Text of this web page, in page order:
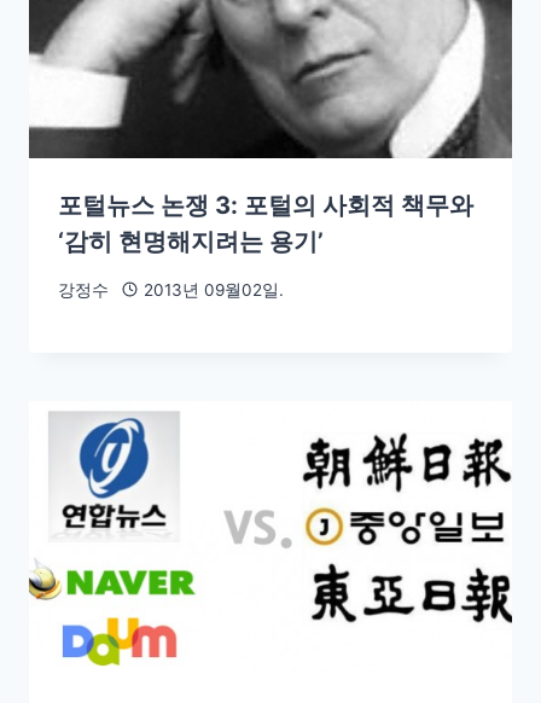
포털뉴스 논쟁 3: 포털의 사회적 책무와
‘감히 현명해지려는 용기’
강정수 2013년 09월02일.